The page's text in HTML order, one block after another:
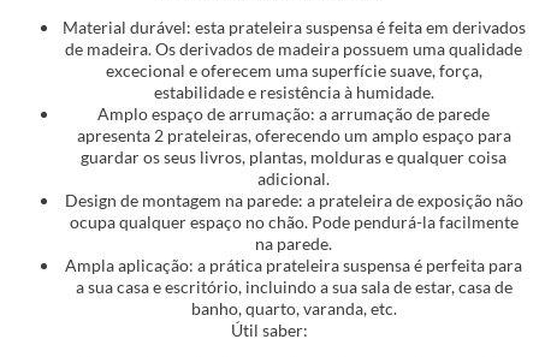
Material durável: esta prateleira suspensa é feita em derivados
de madeira. Os derivados de madeira possuem uma qualidade
excecional e oferecem uma superfície suave, força,
estabilidade e resistência à humidade.
Amplo espaço de arrumação: a arrumação de parede
apresenta 2 prateleiras, oferecendo um amplo espaço para
guardar os seus livros, plantas, molduras e qualquer coisa
adicional.
Design de montagem na parede: a prateleira de exposição não
ocupa qualquer espaço no chão. Pode pendurá-la facilmente
na parede.
Ampla aplicação: a prática prateleira suspensa é perfeita para
a sua casa e escritório, incluindo a sua sala de estar, casa de
banho, quarto, varanda, etc.
Útil saber: